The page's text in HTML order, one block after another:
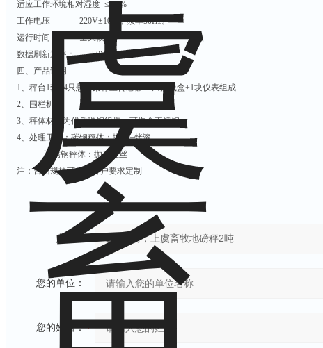
适应工作环境相对湿度 ≤95%
工作电压 220V±10% ，频率50Hz。
运行时间
全天候
数据刷新速率：50次
四、产品说明
1、秤台1套 +4只悬臂梁称重传感器 只接线盒+1块仪表组成
2、围栏机构
3、秤体材质为优质碳钢组焊，可选全不锈钢
4、处理工艺：碳钢秤体：抛丸+烤漆
不锈钢秤体：抛光拉丝
注：台面规格可根据客户要求定制
产品：
您的单位：
您的姓名：